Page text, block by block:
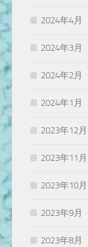
2024年4月
2024年3月
2024年2月
2024年1月
2023年12月
2023年11月
2023年10月
2023年9月
2023年8月